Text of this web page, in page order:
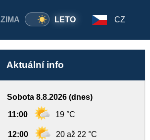
ZIMA LETO CZ
Aktuální info
Sobota 8.8.2026 (dnes)
11:00 19 °C
12:00 20 až 22 °C